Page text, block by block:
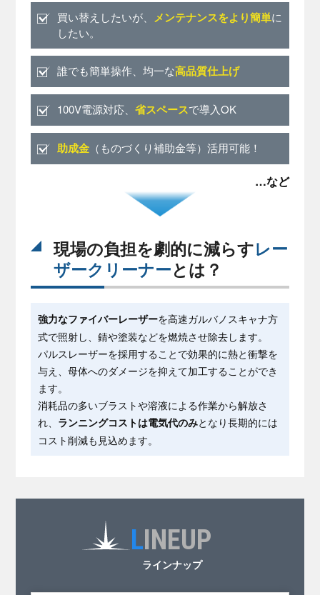
買い替えしたいが、 メンテナンスをより簡単に
したい。
誰でも簡単操作、均一な高品質仕上げ
100V電源対応、省スペースで導入OK
助成金 （ものづくり補助金等）活用可能！
…など
現場の負担を劇的に減らすレー
ザークリーナーとは？
強力なファイバーレーザーを高速ガルバノスキャナ方
式で照射し、錆や塗装などを燃焼させ除去します。
パルスレーザーを採用することで効果的に熱と衝撃を
与え、母体へのダメージを抑えて加工することができ
ます。
消耗品の多いブラストや溶液による作業から解放さ
れ、 ランニングコストは電気代のみとなり長期的には
コスト削減も見込めます。
L INEUP
ラインナップ